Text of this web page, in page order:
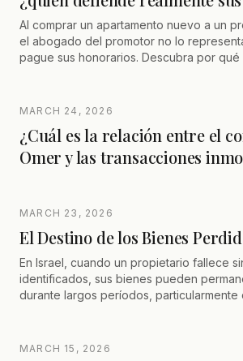
Al comprar un apartamento nuevo a un
el abogado del promotor no lo
pague sus honorarios. Descubra por
MARCH 24, 2026
¿Cuál es la relación entre el
Omer y las transacciones
MARCH 23, 2026
El Destino de los Bienes
En Israel, cuando un propietario fallece
identificados, sus bienes pueden
durante largos períodos, particularmente
Ministerio de Justicia, que los administra
MARCH 15, 2026